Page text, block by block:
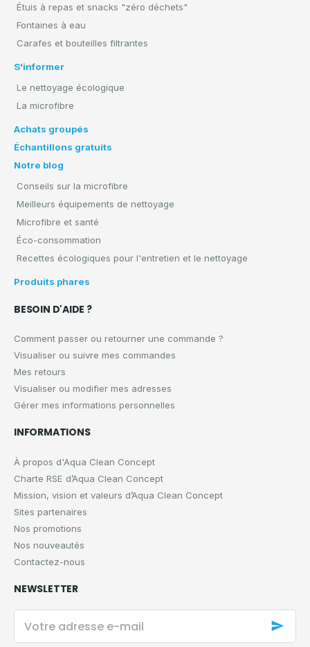
Étuis à repas et snacks "zéro déchets"
Fontaines à eau
Carafes et bouteilles filtrantes
S'informer
Le nettoyage écologique
La microfibre
Achats groupés
Échantillons gratuits
Notre blog
Conseils sur la microfibre
Meilleurs équipements de nettoyage
Microfibre et santé
Éco-consommation
Recettes écologiques pour l'entretien et le nettoyage
Produits phares
BESOIN D'AIDE ?
Comment passer ou retourner une commande ?
Visualiser ou suivre mes commandes
Mes retours
Visualiser ou modifier mes adresses
Gérer mes informations personnelles
INFORMATIONS
À propos d'Aqua Clean Concept
Charte RSE d’Aqua Clean Concept
Mission, vision et valeurs d’Aqua Clean Concept
Sites partenaires
Nos promotions
Nos nouveautés
Contactez-nous
NEWSLETTER
Votre
adresse
e-